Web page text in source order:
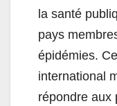
la santé
pays
épidémies.
international
répondre aux